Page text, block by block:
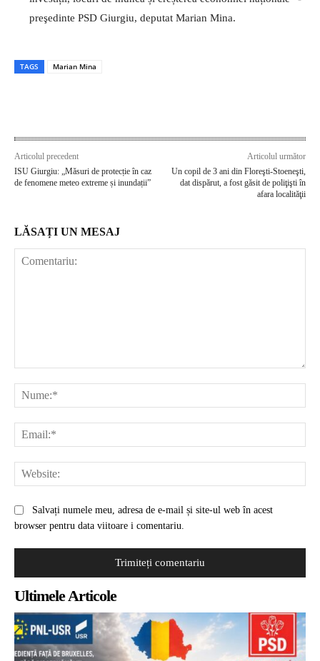
preşedinte PSD Giurgiu, deputat Marian Mina.
TAGS Marian Mina
Articolul precedent
ISU Giurgiu: „Măsuri de protecție în caz
de fenomene meteo extreme și inundații”
Articolul următor
Un copil de 3 ani din Floreşti-Stoeneşti,
dat dispărut, a fost găsit de poliţişti în
afara localităţii
LĂSAȚI UN MESAJ
Salvați numele meu, adresa de e-mail și site-ul web în acest
browser pentru data viitoare i comentariu.
Ultimele Articole